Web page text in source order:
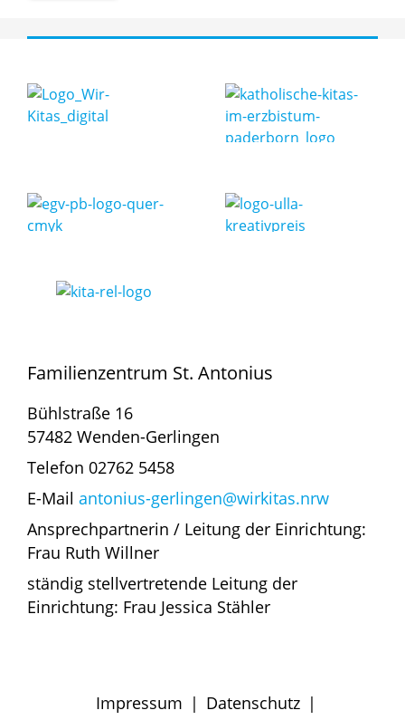
Familienzentrum St. Antonius
Bühlstraße 16
57482 Wenden-Gerlingen
Telefon 02762 5458
E-Mail antonius-gerlingen@wirkitas.nrw
Ansprechpartnerin / Leitung der Einrichtung:
Frau Ruth Willner
ständig stellvertretende Leitung der
Einrichtung: Frau Jessica Stähler
Impressum | Datenschutz |